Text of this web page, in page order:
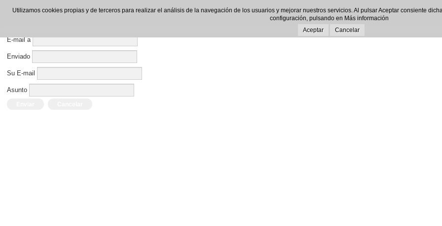
Enviar por E-mail este enlace a un amigo.
E-mail a
Enviado
Su E-mail
Asunto
Utilizamos cookies propias y de terceros para realizar el análisis de la navegación de los usuarios y mejorar nuestros servicios. Al pulsar Aceptar consiente
configuración, pulsando en Más información
Aceptar
Cancelar